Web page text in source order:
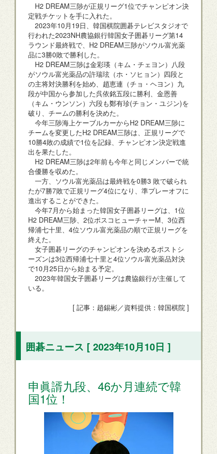
H2 DREAM三陟が正規リーグ1位でチャンピオン決
定戦チケットを手に入れた。
2023年10月19日、韓国棋院囲碁テレビスタジオで
行われた2023NH農協銀行韓国女子囲碁リーグ第14
ラウンド最終戦で、H2 DREAM三陟がソウル富光薬
品に3勝0敗で勝利した。
H2 DREAM三陟は金彩瑛（キム・チェヨン）八段
がソウル富光薬品の許瑞玹（ホ・ソヒョン）四段と
の主将対決勝利を始め、趙恵連（チョ・ヘヨン）九
段が中国から参加した呉依銘五段に勝利、金恩善
（キム・ウンソン）六段も鄭有珍(チョン・ユジン)を
破り、チームの勝利を決めた。
今年三陟海上ケーブルカーからH2 DREAM三陟に
チームを変更したH2 DREAM三陟は、正規リーグで
10勝4敗の成績で1位を記録、チャンピオン決定戦進
出を果たした。
H2 DREAM三陟は2年前も今年と同じメンバーで統
合優勝を収めた。
一方、ソウル富光薬品は最終戦を0勝3 敗で破られ
たが7勝7敗で正規リーグ4位になり、準プレーオフに
進出することができた。
今年7月から始まった韓国女子囲碁リーグは、1位
H2 DREAM三陟、2位ポスコヒューチャーM、3位西
帰浦七十里、4位ソウル富光薬品の順で正規リーグを
終えた。
女子囲碁リーグのチャンピオンを決めるポストシ
ーズンは3位西帰浦七十里と4位ソウル富光薬品対決
で10月25日から始まる予定。
2023年韓国女子囲碁リーグは農協銀行が主催して
いる。
[ 記事：趙錫彬／資料提供：韓国棋院 ]
囲碁ニュース [ 2023年10月10日 ]
申眞諝九段、46か月連続で韓
国1位！